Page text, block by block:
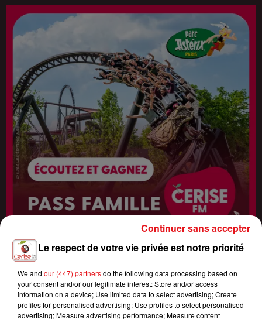
CERISE FM VOUS OFFRE VOTRE PASS FAMILLE AU PARC ASTÉRIX !
Le respect de votre vie privée est notre priorité
We and our (447) partnersdo the following data processing based on
your consent and/or our legitimate interest: Store and/or access
information on a device; Use limited data to select advertising; Create
profiles for personalised advertising; Use profiles to select personalised
advertising; Measure advertising performance; Measure content
Continuer sans accepter